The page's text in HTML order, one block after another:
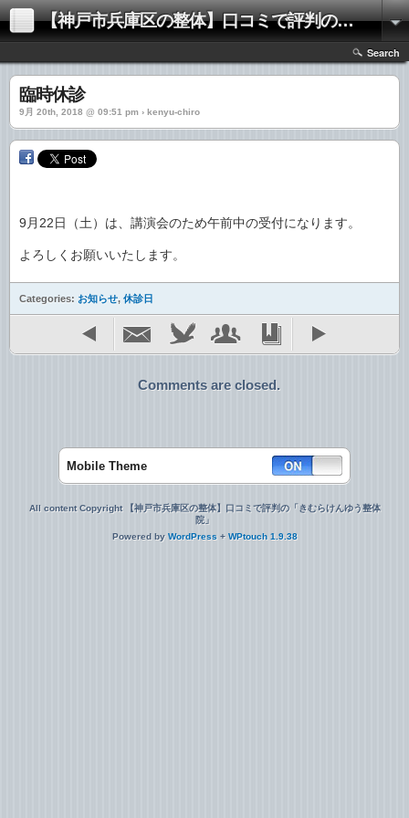
【神戸市兵庫区の整体】口コミで評判の「きむらけんゆう整体院」
Search
臨時休診
9月 20th, 2018 @ 09:51 pm › kenyu-chiro
9月22日（土）は、講演会のため午前中の受付になります。
よろしくお願いいたします。
Categories: お知らせ, 休診日
Comments are closed.
Mobile Theme
All content Copyright 【神戸市兵庫区の整体】口コミで評判の「きむらけんゆう整体
院」
Powered by WordPress + WPtouch 1.9.38